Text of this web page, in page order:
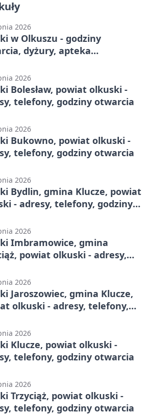
2026
w Olkuszu - godziny
dyżury, apteka
2026
Bolesław, powiat olkuski -
telefony, godziny otwarcia
2026
Bukowno, powiat olkuski -
telefony, godziny otwarcia
2026
Bydlin, gmina Klucze, powiat
- adresy, telefony, godziny
2026
Imbramowice, gmina
powiat olkuski - adresy,
2026
Jaroszowiec, gmina Klucze,
olkuski - adresy, telefony,
2026
Klucze, powiat olkuski -
telefony, godziny otwarcia
2026
Trzyciąż, powiat olkuski -
telefony, godziny otwarcia